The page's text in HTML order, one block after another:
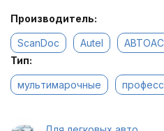
Производитель:
ScanDoc Autel АВТОАС
Тип:
мультимарочные